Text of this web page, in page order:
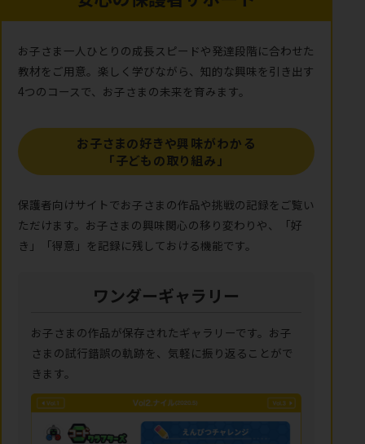
お子さま一人ひとりの成長スピードや発達段階に合わせた
教材をご用意。楽しく学びながら、知的な興味を引き出す
4つのコースで、お子さまの未来を育みます。
お子さまの好きや興味がわかる
「子どもの取り組み」
保護者向けサイトでお子さまの作品や挑戦の記録をご覧い
ただけます。お子さまの興味関心の移り変わりや、「好
き」「得意」を記録に残しておける機能です。
ワンダーギャラリー
お子さまの作品が保存されたギャラリーです。お子
さまの試行錯誤の軌跡を、気軽に振り返ることがで
きます。